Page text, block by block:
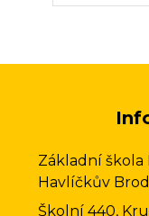
Základní
Havlíčkův Brod
Školní 440,